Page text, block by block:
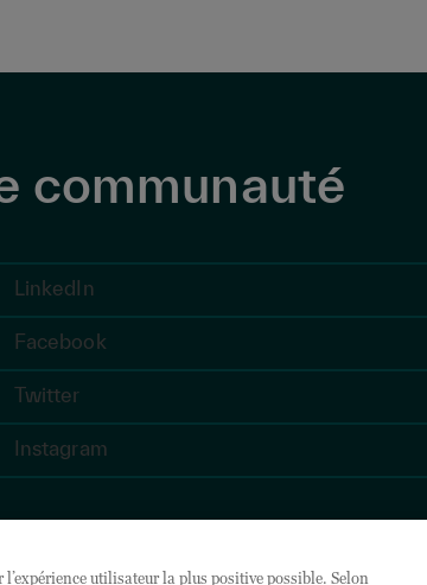
communauté
LinkedIn
Facebook
Twitter
Instagram
déposées de TD SYNNEX Corporation. Westcon, Comstor et
utilisateur la plus positive possible. Selon